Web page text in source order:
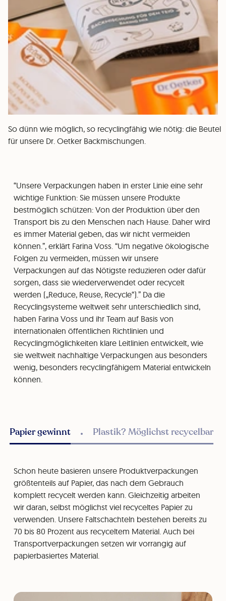
So dünn wie möglich, so recyclingfähig wie nötig: die Beutel
für unsere Dr. Oetker Backmischungen.
“Unsere Verpackungen haben in erster Linie eine sehr
wichtige Funktion: Sie müssen unsere Produkte
bestmöglich schützen: Von der Produktion über den
Transport bis zu den Menschen nach Hause. Daher wird
es immer Material geben, das wir nicht vermeiden
können.”, erklärt Farina Voss. “Um negative ökologische
Folgen zu vermeiden, müssen wir unsere
Verpackungen auf das Nötigste reduzieren oder dafür
sorgen, dass sie wiederverwendet oder recycelt
werden („Reduce, Reuse, Recycle“).” Da die
Recyclingsysteme weltweit sehr unterschiedlich sind,
haben Farina Voss und ihr Team auf Basis von
internationalen öffentlichen Richtlinien und
Recyclingmöglichkeiten klare Leitlinien entwickelt, wie
sie weltweit nachhaltige Verpackungen aus besonders
wenig, besonders recyclingfähigem Material entwickeln
können.
Papier gewinnt Plastik? Möglichst recycelbar
Schon heute basieren unsere Produktverpackungen
größtenteils auf Papier, das nach dem Gebrauch
komplett recycelt werden kann. Gleichzeitig arbeiten
wir daran, selbst möglichst viel recyceltes Papier zu
verwenden. Unsere Faltschachteln bestehen bereits zu
70 bis 80 Prozent aus recyceltem Material. Auch bei
Transportverpackungen setzen wir vorrangig auf
papierbasiertes Material.